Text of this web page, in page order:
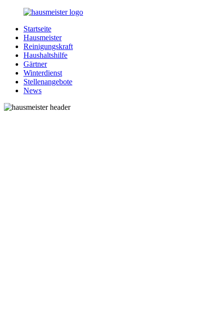
Zurück
Inhalt
Hausmeister.de
Alles
rund
Ihren
Haushalt
Startseite
Hausmeister
Reinigungskraft
Haushaltshilfe
Gärtner
Winterdienst
Stellenangebote
News